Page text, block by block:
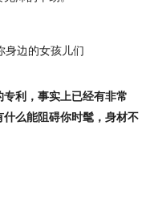
利，事实上已经有非常
么能阻碍你时髦，身材不